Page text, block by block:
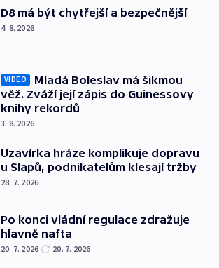
D8 má být chytřejší a bezpečnější
4. 8. 2026
VIDEO
Mladá Boleslav má šikmou
věž. Zváží její zápis do Guinessovy
knihy rekordů
3. 8. 2026
Uzavírka hráze komplikuje dopravu
u Slapů, podnikatelům klesají tržby
28. 7. 2026
Po konci vládní regulace zdražuje
hlavně nafta
20. 7. 2026 20. 7. 2026